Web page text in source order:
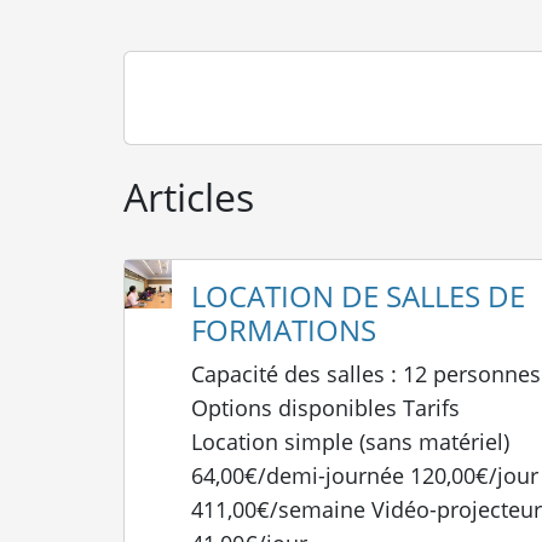
Articles
LOCATION DE SALLES DE
FORMATIONS
Capacité des salles : 12 personnes
Options disponibles Tarifs
Location simple (sans matériel)
64,00€/demi-journée 120,00€/jour
411,00€/semaine Vidéo-projecteur